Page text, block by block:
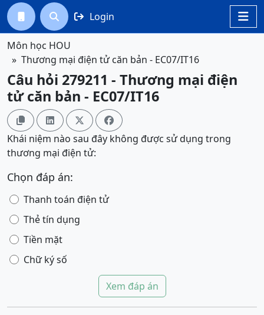

  Login
Môn học HOU
Thương mại điện tử căn bản - EC07/IT16
Câu hỏi 279211 - Thương mại điện
tử căn bản - EC07/IT16
   
Khái niệm nào sau đây không được sử dụng trong
thương mại điện tử:
Chọn đáp án:
Thanh toán điện tử
Thẻ tín dụng
Tiền mặt
Chữ ký số
Xem đáp án